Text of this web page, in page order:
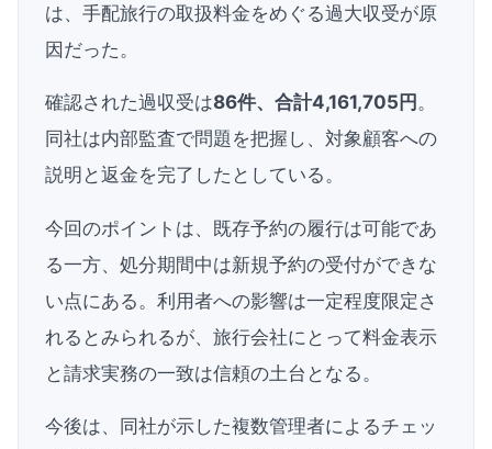
は、手配旅行の取扱料金をめぐる過大収受が原
因だった。
確認された過収受は86件、合計4,161,705円 。
同社は内部監査で問題を把握し、対象顧客への
説明と返金を完了したとしている。
今回のポイントは、既存予約の履行は可能であ
る一方、処分期間中は新規予約の受付ができな
い点にある。利用者への影響は一定程度限定さ
れるとみられるが、旅行会社にとって料金表示
と請求実務の一致は信頼の土台となる。
今後は、同社が示した複数管理者によるチェッ